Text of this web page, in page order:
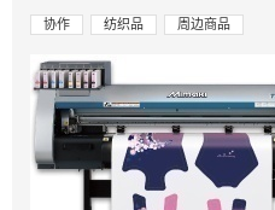
协作 纺织品 周边商品